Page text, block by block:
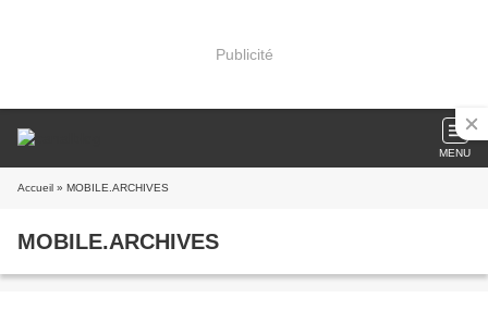
Publicité
MENU
Accueil » MOBILE.ARCHIVES
MOBILE.ARCHIVES